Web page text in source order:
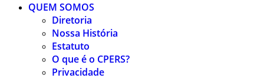
QUEM SOMOS
Diretoria
Nossa História
Estatuto
O que é o CPERS?
Privacidade